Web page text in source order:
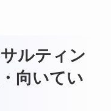
ルティン
向いてい